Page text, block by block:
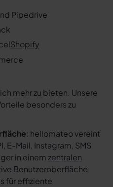
Pipedrive
Shopify
mehr zu bieten. Unsere
besonders zu
: hellomateo vereint
E-Mail, Instagram, SMS
in einem zentralen
Benutzeroberfläche
für effiziente